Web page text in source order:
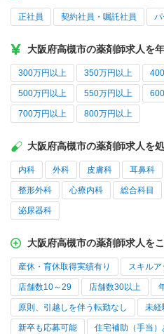
正社員 契約社員・嘱託社員 パ
大阪府高槻市の薬剤師求人を
300万円以上 350万円以上
500万円以上 550万円以上
700万円以上 800万円以上
大阪府高槻市の薬剤師求人を
内科 外科 皮膚科 耳鼻科
整形外科 心療内科 総合科目
泌尿器科
大阪府高槻市の薬剤師求人を
産休・育休取得実績有り スキルア
店舗数10～29 店舗数30以上
原則、引越しを伴う転勤なし 未経
新卒も応募可能 住宅補助（手当）